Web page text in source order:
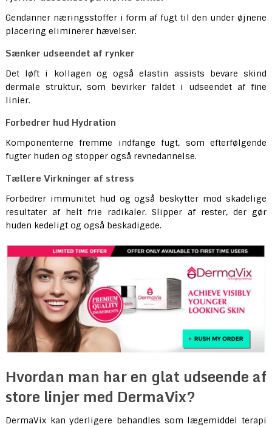
Gendanner næringsstoffer i form af fugt til den under øjnene
placering eliminerer hævelser.
Sænker udseendet af rynker
Det løft i kollagen og også elastin assists bevare skind
dermale struktur, som bevirker faldet i udseendet af fine
linier.
Forbedrer hud Hydration
Komponenterne fremme indfange fugt, som efterfølgende
fugter huden og stopper også revnedannelse.
Tællere Virkninger af stress
Forbedrer immunitet hud og også beskytter mod skadelige
resultater af helt frie radikaler. Slipper af rester, der gør
huden kedeligt og også beskadigede.
Hvordan man har en glat udseende af
store linjer med DermaVix?
DermaVix kan yderligere behandles som lægemiddel terapi